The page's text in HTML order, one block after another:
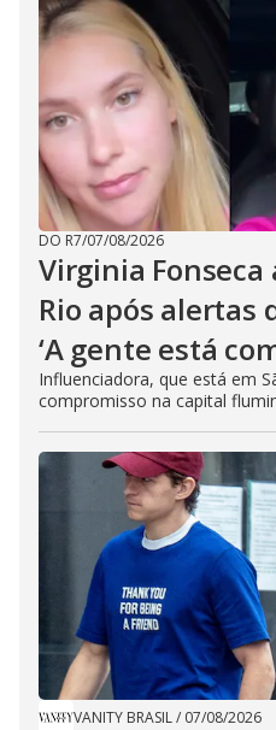
DO R7/07/08/2026
Virginia Fonseca
Rio após alertas
‘A gente está
Influenciadora, que está em
compromisso na capital
VANITY BRASIL/ 07/08/2026